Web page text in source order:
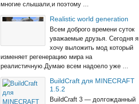
многие слышали,и поэтому ...
Realistic world generation
Всем доброго времени суток
уважаемые друзья. Сегодня я
хочу выложить мод который
изменяет регенерацию мира на
реалистичную.Думаю всем надоело уже ...
BuildCraft для MINECRAFT
1.5.2
BuildCraft 3 — долгожданный